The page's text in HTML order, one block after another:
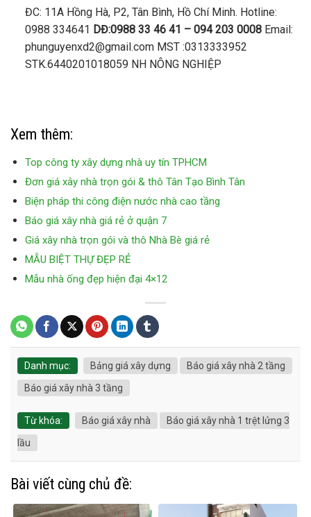
ĐC: 11A Hồng Hà, P2, Tân Bình, Hồ Chí Minh. Hotline:
0988 334641 DĐ:0988 33 46 41 – 094 203 0008Email:
phunguyenxd2@gmail.com MST :0313333952
STK.6440201018059 NH NÔNG NGHIỆP
Xem thêm:
Top công ty xây dựng nhà uy tín TPHCM
Đơn giá xây nhà trọn gói & thô Tân Tạo Bình Tân
Biện pháp thi công điện nước nhà cao tầng
Báo giá xây nhà giá rẻ ở quận 7
Giá xây nhà trọn gói và thô Nhà Bè giá rẻ
MẪU BIỆT THỰ ĐẸP RẺ
Mẫu nhà ống đẹp hiện đại 4×12
Danh mục: Bảng giá xây dựng
Báo giá xây nhà 2 tầng
Báo giá xây nhà 3 tầng
Từ khóa: Báo giá xây nhà
Báo giá xây nhà 1 trệt lửng 3
lầu
Bài viết cùng chủ đề: